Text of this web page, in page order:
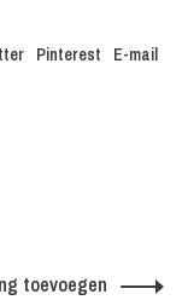
Pinterest E-mail
toevoegen